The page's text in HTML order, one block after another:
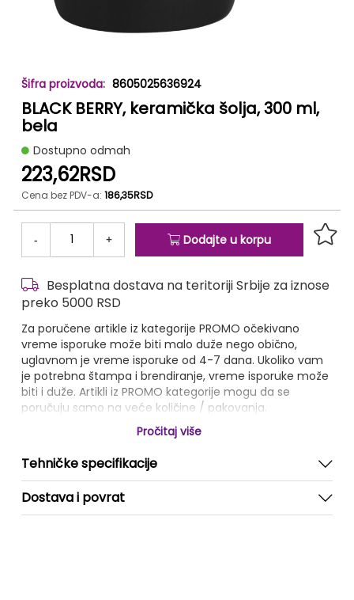
8605025636924
BLACK BERRY, keramička šolja, 300 ml,
bela
Dostupno odmah
223,62RSD
Cena bez PDV-a: 186,35RSD
- + Dodajte u korpu
Besplatna dostava na teritoriji Srbije za iznose
preko 5000 RSD
Za poručene artikle iz kategorije PROMO očekivano
vreme isporuke može biti malo duže nego obično,
uglavnom je vreme isporuke od 4-7 dana. Ukoliko vam
je potrebna štampa i brendiranje, vreme isporuke može
biti i duže. Artikli iz PROMO kategorije mogu da se
poručuju samo na veće količine / pakovanja.
Pročitaj više
Tehničke specifikacije
Dostava i povrat
Skip
to
the
beginning
the
images
gallery